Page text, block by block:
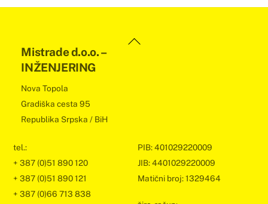
Back
Mistrade d.o.o. –
INŽENJERING
Nova Topola
Gradiška cesta 95
Republika Srpska / BiH
tel.:
+ 387 (0)51 890 120
+ 387 (0)51 890 121
+ 387 (0)66 713 838
PIB: 401029220009
JIB: 4401029220009
Matični broj: 1329464